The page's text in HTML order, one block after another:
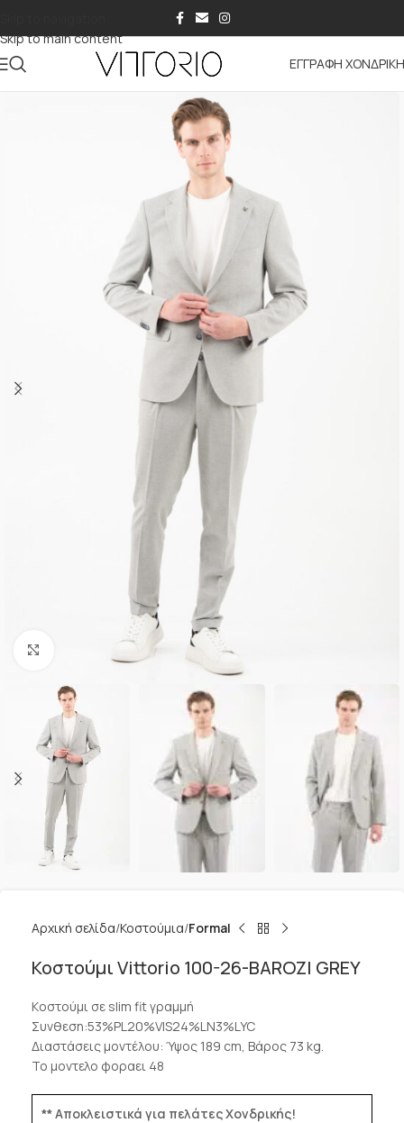
Skip to main content
ΕΓΓΡΑΦΗ
Αρχική σελίδα Κοστούμια Formal
Κοστούμι Vittorio 100-26-BAROZI GREY
Kοστούμι σε slim fit γραμμή
Συνθεση:53%PL20%VIS24%LN3%LYC
Διαστάσεις μοντέλου: Ύψος 189 cm, Βάρος 73 kg.
Το μοντελο φοραει 48
** Αποκλειστικά για πελάτες Χονδρικής!